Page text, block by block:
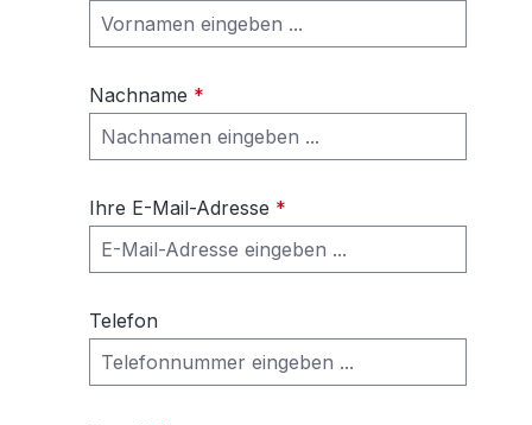
Nachname *
Ihre E-Mail-Adresse *
Telefon